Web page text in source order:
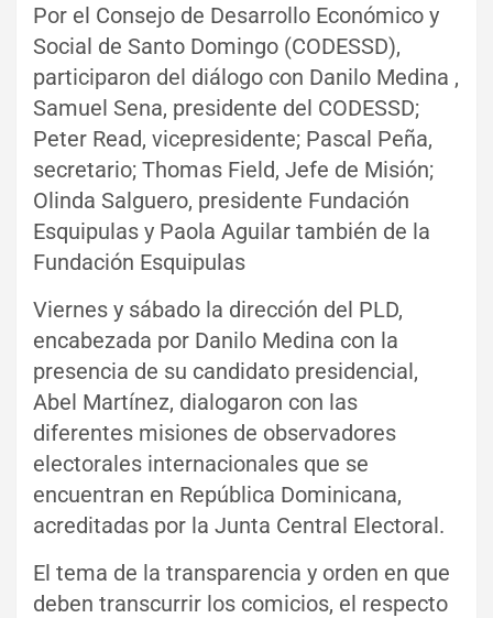
Por el Consejo de Desarrollo Económico y
Social de Santo Domingo (CODESSD),
participaron del diálogo con Danilo Medina ,
Samuel Sena, presidente del CODESSD;
Peter Read, vicepresidente; Pascal Peña,
secretario; Thomas Field, Jefe de Misión;
Olinda Salguero, presidente Fundación
Esquipulas y Paola Aguilar también de la
Fundación Esquipulas
Viernes y sábado la dirección del PLD,
encabezada por Danilo Medina con la
presencia de su candidato presidencial,
Abel Martínez, dialogaron con las
diferentes misiones de observadores
electorales internacionales que se
encuentran en República Dominicana,
acreditadas por la Junta Central Electoral.
El tema de la transparencia y orden en que
deben transcurrir los comicios, el respecto